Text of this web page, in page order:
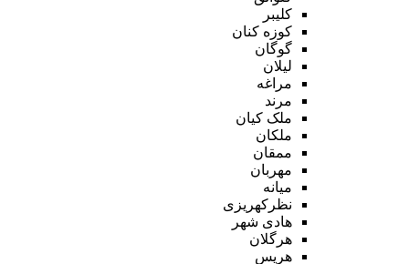
کلیبر
کوزه کنان
گوگان
لیلان
مراغه
مرند
ملک کیان
ملکان
ممقان
مهربان
میانه
نظرکهریزی
هادی شهر
هرگلان
هریس